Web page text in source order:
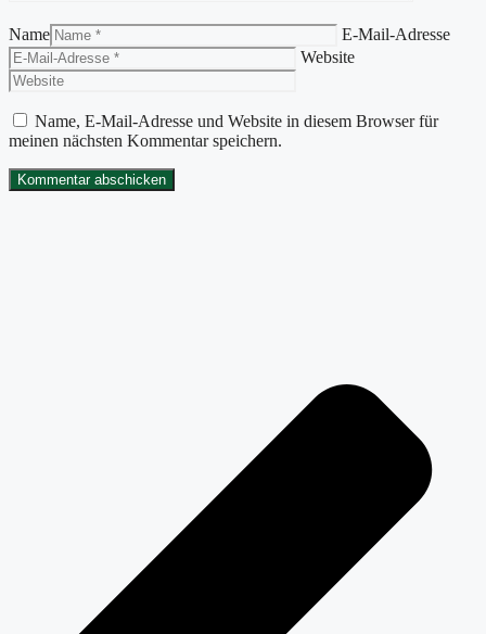
Name
E-Mail-Adresse
Website
Name, E-Mail-Adresse und Website in diesem Browser für
meinen nächsten Kommentar speichern.